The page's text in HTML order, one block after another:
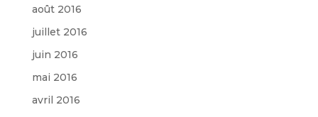
août 2016
juillet 2016
juin 2016
mai 2016
avril 2016